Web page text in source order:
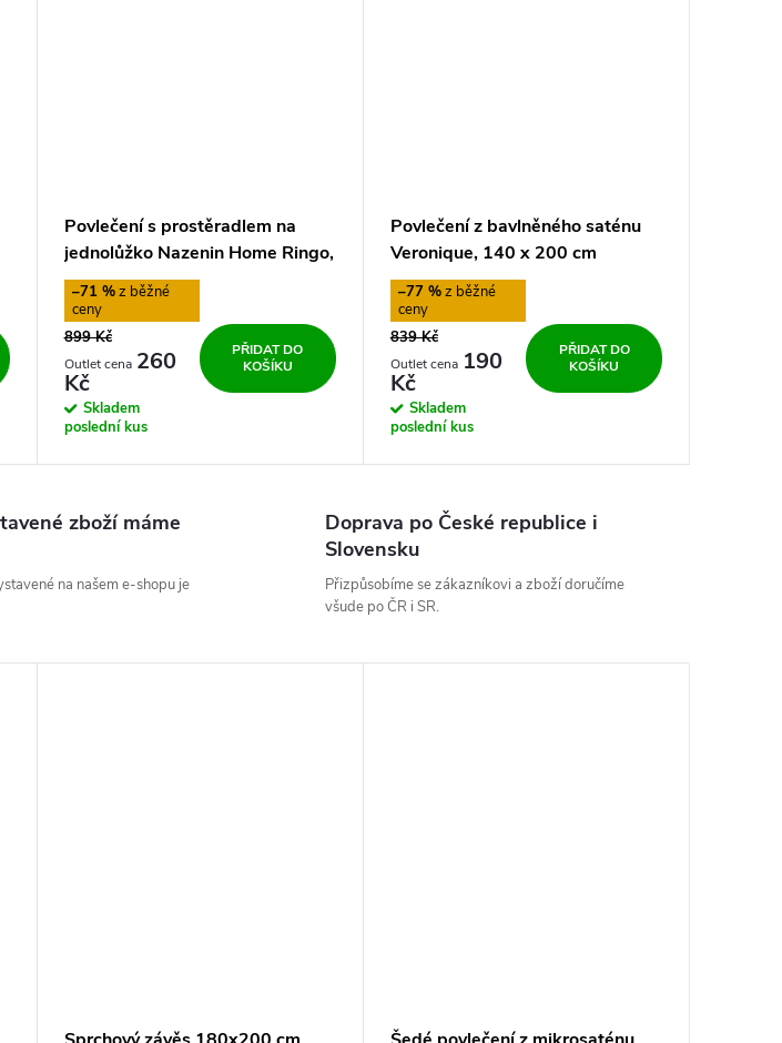
Povlečení s prostěradlem na
jednolůžko Nazenin Home Ringo,
160 x 220 cm
–71 %
899 Kč
260
Kč
Skladem
poslední kus
PŘIDAT DO
KOŠÍKU
Povlečení z bavlněného saténu
Veronique, 140 x 200 cm
–77 %
839 Kč
190
Kč
Skladem
poslední kus
PŘIDAT DO
KOŠÍKU
zboží máme
na našem e-shopu je
Doprava po České republice i
Slovensku
Přizpůsobíme se zákazníkovi a zboží doručíme
všude po ČR i SR.